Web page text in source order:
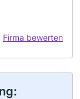
Firma bewerten